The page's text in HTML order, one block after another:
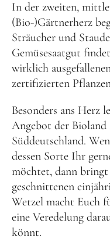
In der zweiten,
(Bio-)Gärtnerherz
Sträucher und
Gemüsesaatgut
wirklich
zertifizierten
Besonders ans Herz
Angebot der Bioland
Süddeutschland.
dessen Sorte Ihr
möchtet, dann bringt
geschnittenen
Wetzel macht Euch
eine Veredelung
könnt.